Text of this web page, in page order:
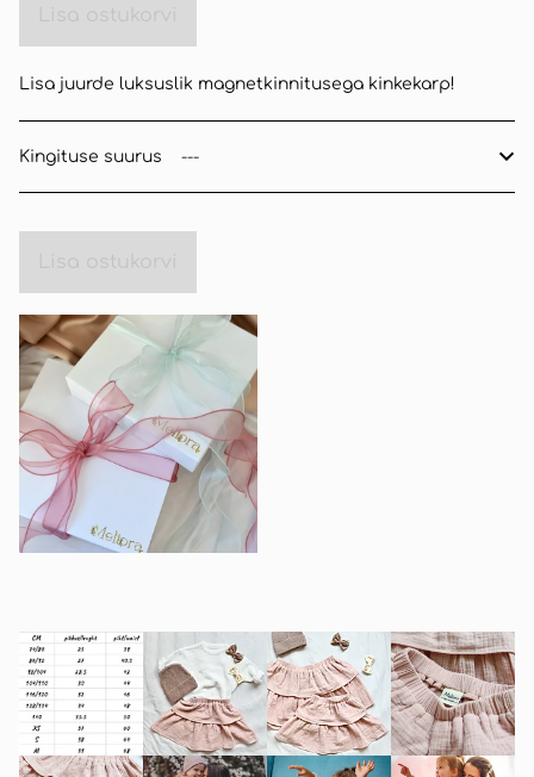
Lisa juurde luksuslik magnetkinnitusega kinkekarp!
Kingituse suurus